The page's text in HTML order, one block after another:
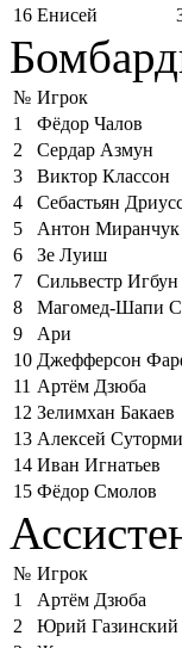
16 Енисей
№ Игрок
1
Фёдор Чалов
2
Сердар Азмун
3
Виктор Классон
4
Себастьян
5
Антон Миранчук
6
Зе Луиш
7
Сильвестр Игбун
8
Магомед-Шапи
9
Ари
10 Джефферсон
11 Артём Дзюба
12 Зелимхан Бакаев
13 Алексей
14 Иван Игнатьев
15 Фёдор Смолов
№ Игрок
1
Артём Дзюба
2
Юрий Газинский